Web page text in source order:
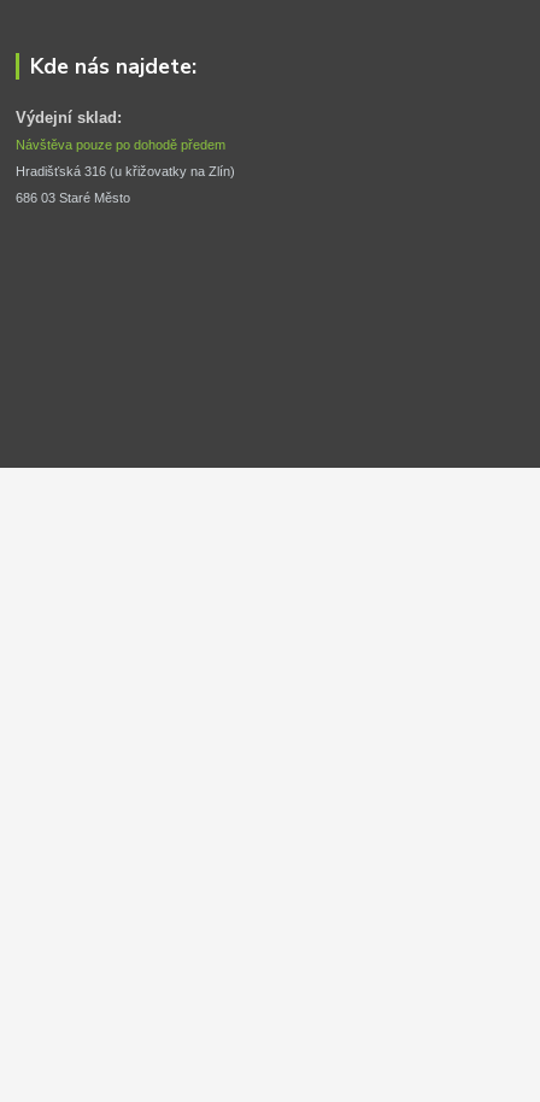
Kde nás najdete:
Výdejní sklad:
Návštěva pouze po dohodě předem
Hradišťská 316 (u křižovatky na Zlín)
686 03 Staré Město